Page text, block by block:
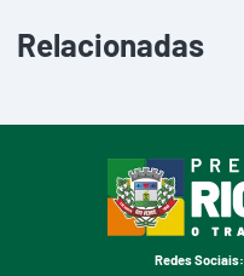
Relacionadas
Redes Sociais: